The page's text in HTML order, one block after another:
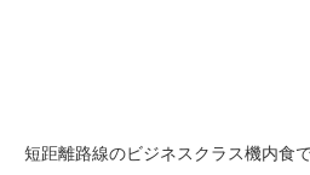
短距離路線のビジネスクラス機内食